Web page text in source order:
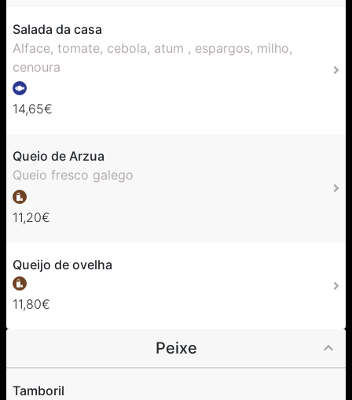
Salada da casa
Alface, tomate, cebola, atum , espargos, milho,
cenoura
14,65€
Queio de Arzua
Queio fresco galego
11,20€
Queijo de ovelha
11,80€
Peixe
Tamboril